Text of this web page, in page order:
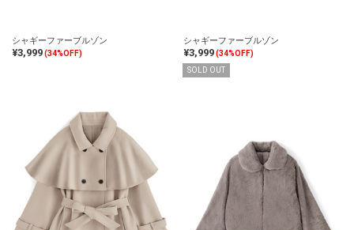
シャギーファーブルゾン
¥3,999(34%OFF)
シャギーファーブルゾン
¥3,999(34%OFF)
SOLD OUT